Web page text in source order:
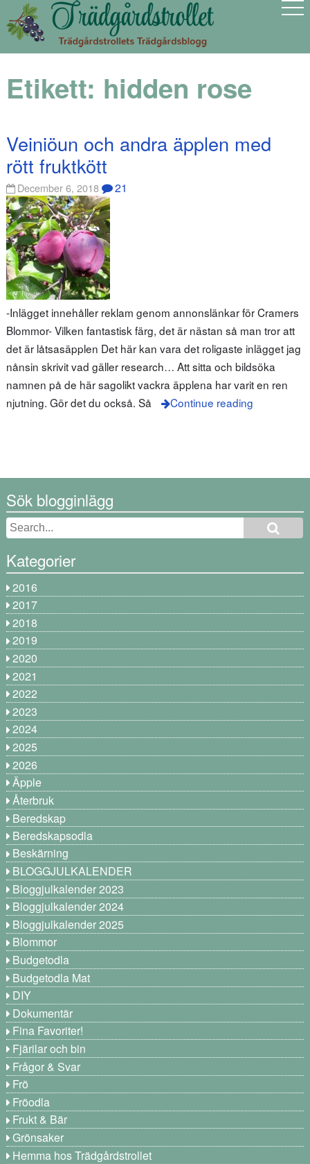
Etikett: hidden rose
Veiniöun och andra äpplen med
rött fruktkött
December 6, 2018 21
-Inlägget innehåller reklam genom annonslänkar för Cramers
Blommor- Vilken fantastisk färg, det är nästan så man tror att
det är låtsasäpplen Det här kan vara det roligaste inlägget jag
nånsin skrivit vad gäller research… Att sitta och bildsöka
namnen på de här sagolikt vackra äpplena har varit en ren
njutning. Gör det du också. Så
Continue reading
Sök blogginlägg
Kategorier
2016
2017
2018
2019
2020
2021
2022
2023
2024
2025
2026
Äpple
Återbruk
Beredskap
Beredskapsodla
Beskärning
BLOGGJULKALENDER
Bloggjulkalender 2023
Bloggjulkalender 2024
Bloggjulkalender 2025
Blommor
Budgetodla
Budgetodla Mat
DIY
Dokumentär
Fina Favoriter!
Fjärilar och bin
Frågor & Svar
Frö
Fröodla
Frukt & Bär
Grönsaker
Hemma hos Trädgårdstrollet